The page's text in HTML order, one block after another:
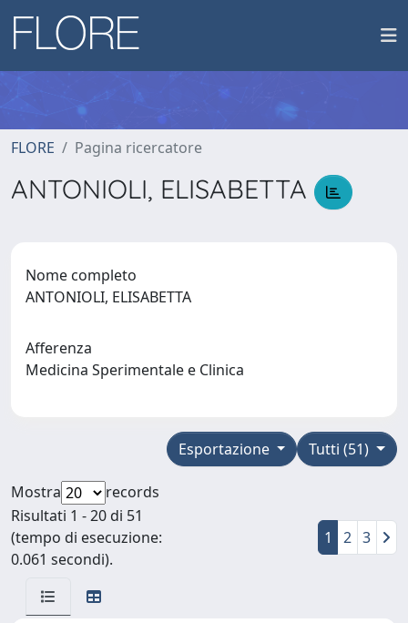
FLORE Pagina ricercatore
ANTONIOLI, ELISABETTA
Nome completo
ANTONIOLI, ELISABETTA
Afferenza
Medicina Sperimentale e Clinica
Tutti (51)
Esportazione
Mostra
records
Risultati 1 - 20 di 51
(tempo di esecuzione:
0.061 secondi).
1 2 3